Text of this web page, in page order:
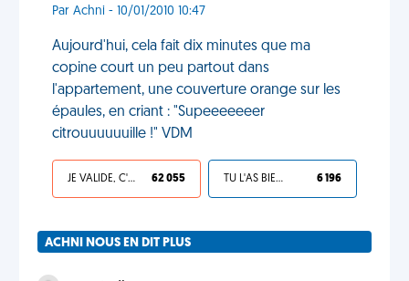
Par Achni - 10/01/2010 10:47
Aujourd'hui, cela fait dix minutes que ma
copine court un peu partout dans
l'appartement, une couverture orange sur les
épaules, en criant : "Supeeeeeeer
citrouuuuuuille !" VDM
JE VALIDE, C'EST UNE VDM 62 055 TU L'AS BIEN MÉRITÉ 6 196
ACHNI NOUS EN DIT PLUS